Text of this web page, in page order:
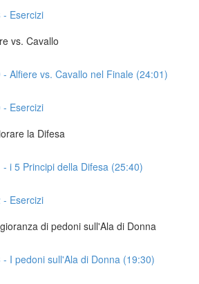
- Esercizi
vs. Cavallo
- Alfiere vs. Cavallo nel Finale (24:01)
- Esercizi
la Difesa
- i 5 Principi della Difesa (25:40)
- Esercizi
di pedoni sull'Ala di Donna
- I pedoni sull'Ala di Donna (19:30)